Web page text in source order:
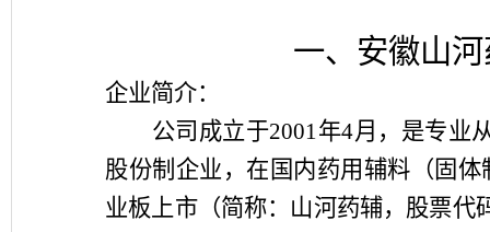
一、安徽山
企业简介：
公司成立于2001年4月，是专业
股份制企业，在国内药用辅料（固
业板上市（简称：山河药辅，股票代